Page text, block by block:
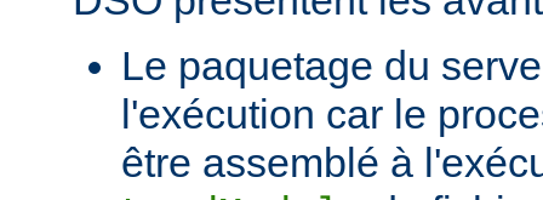
Le paquetage du
l'exécution car le
être assemblé à